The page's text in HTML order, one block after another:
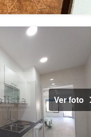
Ver foto